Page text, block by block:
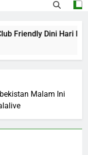
Dini Hari Ini
Malam Ini